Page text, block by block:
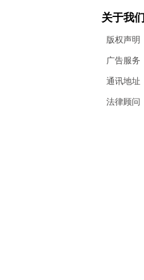
关于我们
版权声明
广告服务
通讯地址
法律顾问